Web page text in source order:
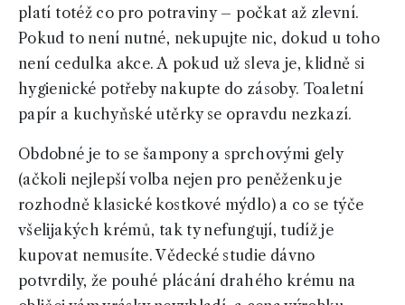
platí totéž co pro potraviny – počkat až zlevní.
Pokud to není nutné, nekupujte nic, dokud u toho
není cedulka akce. A pokud už sleva je, klidně si
hygienické potřeby nakupte do zásoby. Toaletní
papír a kuchyňské utěrky se opravdu nezkazí.
Obdobné je to se šampony a sprchovými gely
(ačkoli nejlepší volba nejen pro peněženku je
rozhodně klasické kostkové mýdlo) a co se týče
všelijakých krémů, tak ty nefungují, tudíž je
kupovat nemusíte. Vědecké studie dávno
potvrdily, že pouhé plácání drahého krému na